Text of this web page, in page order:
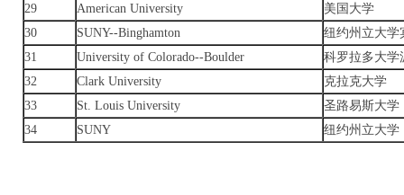
29
American University
美国大学
30
SUNY--Binghamton
纽约州立大学
31
University of Colorado--Boulder
科罗拉多大学
32
Clark University
克拉克大学
33
St. Louis University
圣路易斯大学
34
SUNY 纽约州立大学